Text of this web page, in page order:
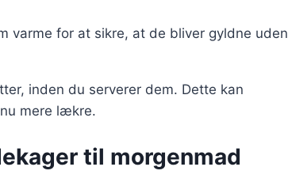
varme for at sikre, at de bliver gyldne uden
inden du serverer dem. Dette kan
mere lækre.
til morgenmad